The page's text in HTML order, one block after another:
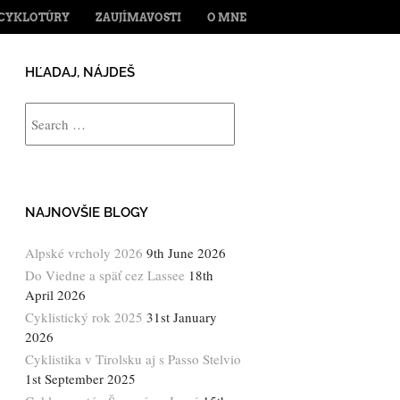
ZAUJÍMAVOSTI O MNE
HĽADAJ, NÁJDEŠ
NAJNOVŠIE BLOGY
Alpské vrcholy 2026 9th June 2026
Do Viedne a späť cez Lassee 18th
April 2026
Cyklistický rok 2025 31st January
2026
Cyklistika v Tirolsku aj s Passo Stelvio
1st September 2025